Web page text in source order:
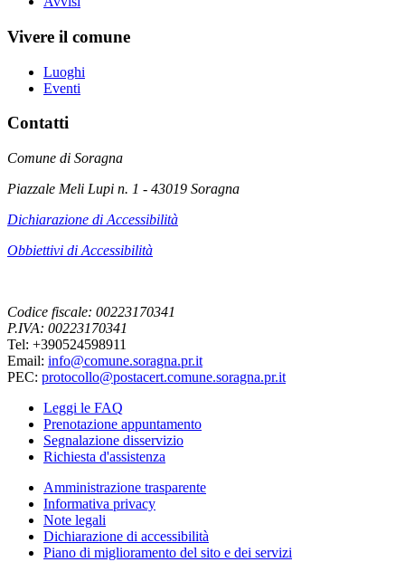
Vivere il comune
Luoghi
Eventi
Contatti
Comune di Soragna
Piazzale Meli Lupi n. 1 - 43019 Soragna
Dichiarazione di Accessibilità
Obbiettivi di Accessibilità
Codice fiscale: 00223170341
P.IVA: 00223170341
Tel: +390524598911
Email: info@comune.soragna.pr.it
PEC: protocollo@postacert.comune.soragna.pr.it
Leggi le FAQ
Prenotazione appuntamento
Segnalazione disservizio
Richiesta d'assistenza
Amministrazione trasparente
Informativa privacy
Note legali
Dichiarazione di accessibilità
Piano di miglioramento del sito e dei servizi